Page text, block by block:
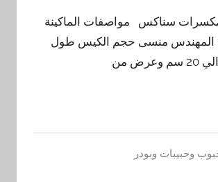
مكسرات سناكس مواصفات الماكينة
ماركة المهندس منسى حجم الكيس طول
وحبيبات وبودر